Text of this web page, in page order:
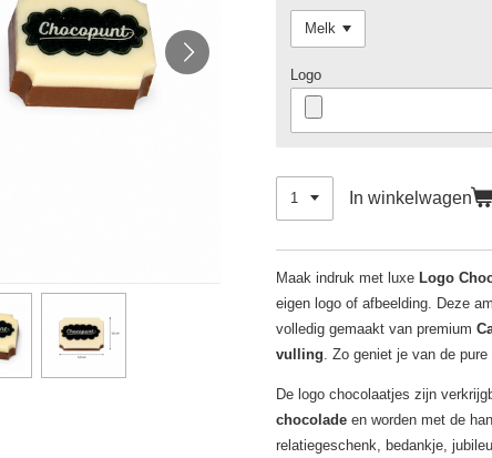
Logo
In winkelwagen
Maak indruk met luxe Logo
eigen logo of afbeelding. Deze
volledig gemaakt van premium
vulling. Zo geniet je van de
De logo chocolaatjes zijn
chocolade en worden met de
relatiegeschenk, bedankje,